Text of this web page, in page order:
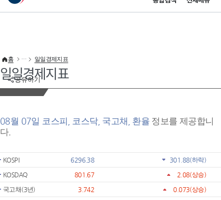
이 누리집은 대한민국 공식 전자정부 누리집입니다.
공유하기
홈 일일경제지표
일일경제지표
08월 07일 코스피, 코스닥, 국고채, 환율 정보를 제공합니
다.
KOSPI 6296.38 301.88(하락)
KOSDAQ
801.67 2.08(상승)
국고채(3년)
3.742 0.073(상승)